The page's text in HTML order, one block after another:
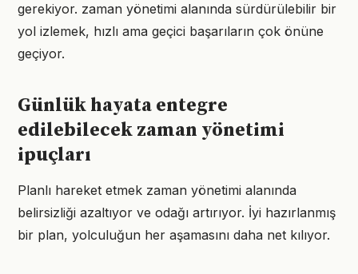
gerekiyor. zaman yönetimi alanında sürdürülebilir bir
yol izlemek, hızlı ama geçici başarıların çok önüne
geçiyor.
Günlük hayata entegre
edilebilecek zaman yönetimi
ipuçları
Planlı hareket etmek zaman yönetimi alanında
belirsizliği azaltıyor ve odağı artırıyor. İyi hazırlanmış
bir plan, yolculuğun her aşamasını daha net kılıyor.